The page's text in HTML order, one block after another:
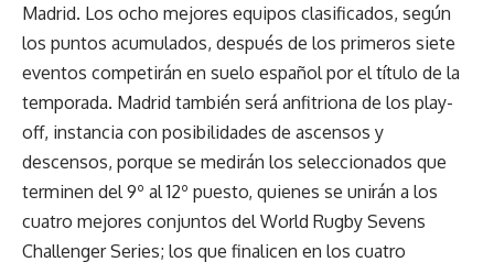
Madrid. Los ocho mejores equipos clasificados, según
los puntos acumulados, después de los primeros siete
eventos competirán en suelo español por el título de la
temporada. Madrid también será anfitriona de los play-
off, instancia con posibilidades de ascensos y
descensos, porque se medirán los seleccionados que
terminen del 9º al 12º puesto, quienes se unirán a los
cuatro mejores conjuntos del World Rugby Sevens
Challenger Series; los que finalicen en los cuatro